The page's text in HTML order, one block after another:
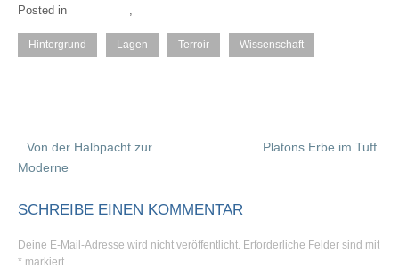
Posted in
Hintergrund Lagen Terroir Wissenschaft
P
o
t
Von der Halbpacht zur
Moderne
Platons Erbe im Tuff
SCHREIBE EINEN KOMMENTAR
Deine E-Mail-Adresse wird nicht veröffentlicht. Erforderliche Felder sind mit
* markiert